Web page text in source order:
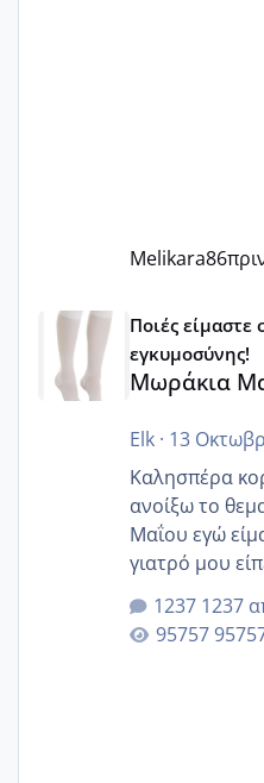
Melikara86
Μωράκια Μαΐου 2026 🌸🌻🌹
Ποιές είμαστε
εγκυμοσύνης!
Μωράκια
Elk· 13
Καλησπέρα
ανοίξω το
Μαΐου εγώ είμαι 9 εβδ σήμερα πήγα
γιατρό μου
κλείσω
καμιά άλλη
1237